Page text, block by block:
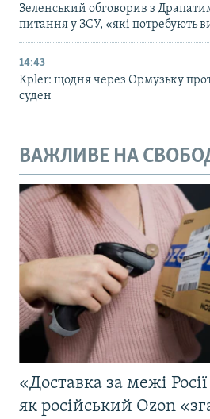
Зеленський обговорив з
питання у ЗСУ, «які потребують
14:43
Kpler: щодня через Ормузьку
суден
ВАЖЛИВЕ НА
«Доставка за межі
як російський Ozon